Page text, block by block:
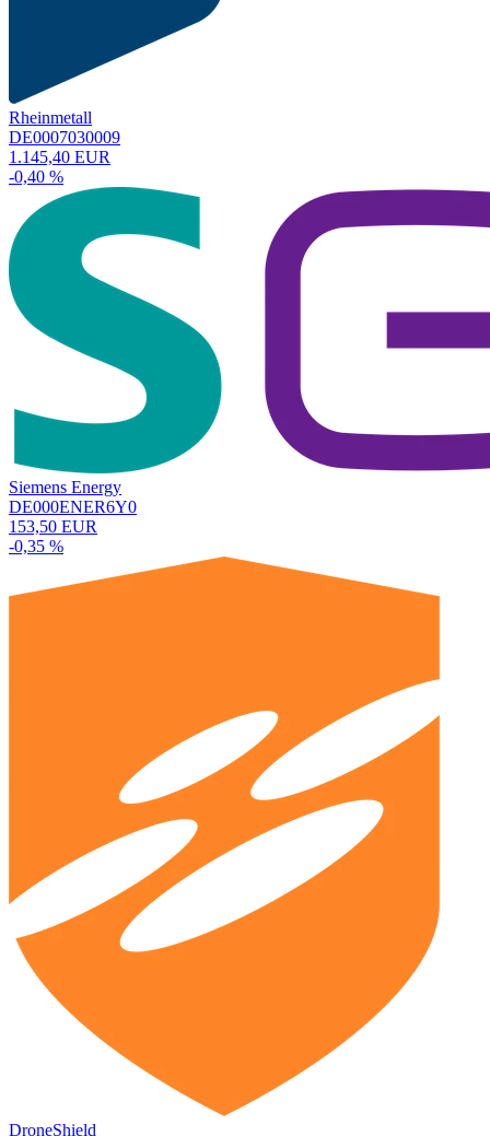
Rheinmetall
DE0007030009
1.145,40 EUR
-0,40 %
Siemens Energy
DE000ENER6Y0
153,50 EUR
-0,35 %
DroneShield